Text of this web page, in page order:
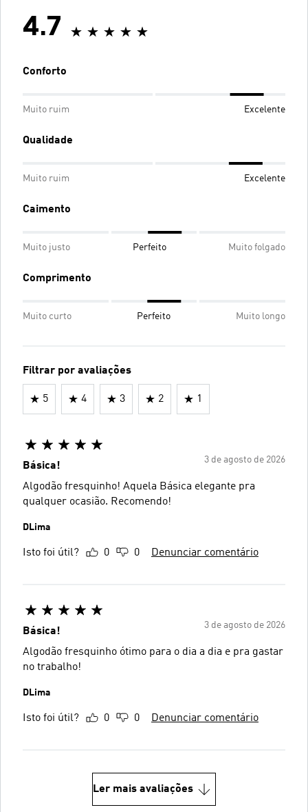
4.7
Conforto
Muito ruim Excelente
Qualidade
Muito ruim Excelente
Caimento
Muito justo Perfeito Muito folgado
Comprimento
Muito curto Perfeito Muito longo
Filtrar por avaliações
5 4 3 2 1
3 de agosto de 2026
Básica!
Algodão fresquinho! Aquela Básica elegante pra
qualquer ocasião. Recomendo!
DLima
Isto foi útil? 0 0 Denunciar comentário
3 de agosto de 2026
Básica!
Algodão fresquinho ótimo para o dia a dia e pra gastar
no trabalho!
DLima
Isto foi útil? 0 0 Denunciar comentário
Ler mais avaliações